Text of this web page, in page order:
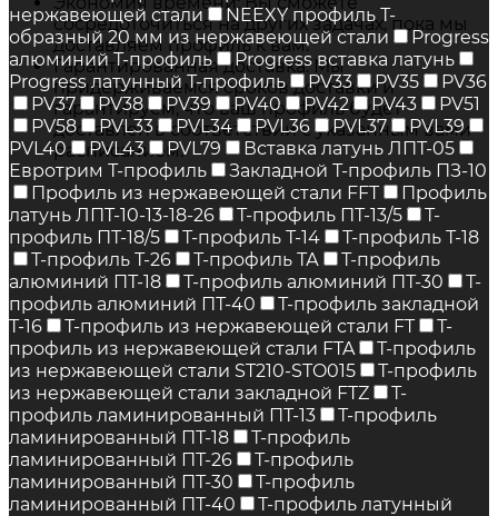
сосредоточиться на других задачах, пока мы
доставляем профиль к вам.
Гарантированная доставка: Мы
придерживаемся сроков доставки и
гарантируем, что ваш профиль будет
доставлен в соответствии с указанным вами
расписанием.
нержавеющей стали
NEEXY профиль Т-
образный 20 мм из нержавеющей стали
Progress
алюминий Т-профиль
Progress вставка латунь
Progress латунный Т-профиль
PV33 PV35
PV36
PV37
PV38 PV39 PV40 PV42 PV43
PV51
PV58
PVL33 PVL34 PVL36 PVL37
PVL39
PVL40
PVL43 PVL79
Вставка латунь ЛПТ-05
Евротрим Т-профиль
Закладной Т-профиль ПЗ-10
Профиль из нержавеющей стали FFT
Профиль
латунь ЛПТ-10-13-18-26
Т-профиль ПТ-13/5
Т-
профиль ПТ-18/5
Т-профиль Т-14
Т-профиль Т-18
Т-профиль Т-26
Т-профиль ТА
Т-профиль
алюминий ПТ-18
Т-профиль алюминий ПТ-30
Т-
профиль алюминий ПТ-40
Т-профиль закладной
Т-16
Т-профиль из нержавеющей стали FT
Т-
профиль из нержавеющей стали FTA
Т-профиль
из нержавеющей стали ST210-SТO015
Т-профиль
из нержавеющей стали закладной FTZ
Т-
профиль ламинированный ПТ-13
Т-профиль
ламинированный ПТ-18
Т-профиль
ламинированный ПТ-26
Т-профиль
ламинированный ПТ-30
Т-профиль
ламинированный ПТ-40
Т-профиль латунный